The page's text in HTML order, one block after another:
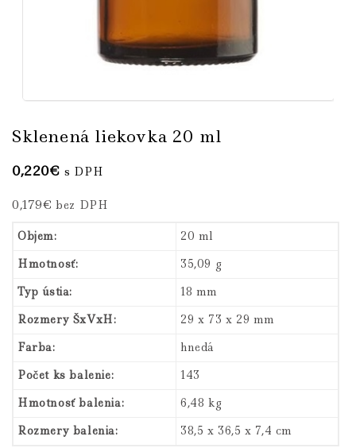
Sklenená liekovka 20 ml
0,220€ s DPH
0,179€ bez DPH
Objem:
20 ml
Hmotnosť:
35,09 g
Typ ústia:
18 mm
Rozmery ŠxVxH:
29 x 73 x 29 mm
Farba:
hnedá
Počet ks balenie:
143
Hmotnosť balenia:
6,48 kg
Rozmery balenia:
38,5 x 36,5 x 7,4 cm